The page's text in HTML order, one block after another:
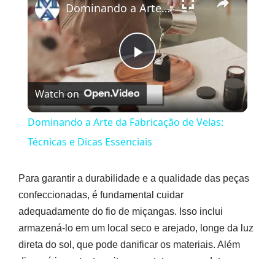
Play
Video
Dominando a Arte da Fabricação de Velas: Técnicas e Dicas Essenciais
Watch on
Dominando a Arte da Fabricação de Velas:
Técnicas e Dicas Essenciais
Para garantir a durabilidade e a qualidade das peças
confeccionadas, é fundamental cuidar
adequadamente do fio de miçangas. Isso inclui
armazená-lo em um local seco e arejado, longe da luz
direta do sol, que pode danificar os materiais. Além